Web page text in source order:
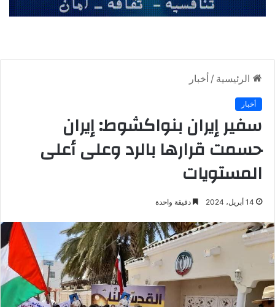
الرئيسية / أخبار
أخبار
سفير إيران بنواكشوط: إيران
حسمت قرارها بالرد وعلى أعلى
المستويات
14 أبريل، 2024 دقيقة واحدة